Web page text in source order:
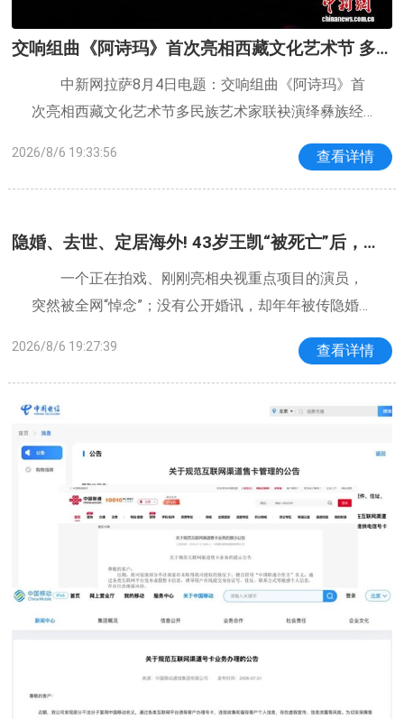
交响组曲《阿诗玛》首次亮相西藏文化艺术节 多
民族艺术家联袂演绎彝族经典
中新网拉萨8月4日电题：交响组曲《阿诗玛》首
次亮相西藏文化艺术节多民族艺术家联袂演绎彝族经
奏员目光紧随指挥，弦乐与管乐层层铺展，一段源自
云南彝族的经典故事交响组曲《阿诗玛》在
2026/8/6 19:33:56 查看详情
隐婚、去世、定居海外! 43岁王凯“被死亡”后，离
谱标签不止这些
一个正在拍戏、刚刚亮相央视重点项目的演员，
突然被全网“悼念”；没有公开婚讯，却年年被传隐婚生
底做错了什么？难道一个演员不炒绯闻、不上综艺、
不天天霸占热搜，就连“正常活着”都
2026/8/6 19:27:39 查看详情